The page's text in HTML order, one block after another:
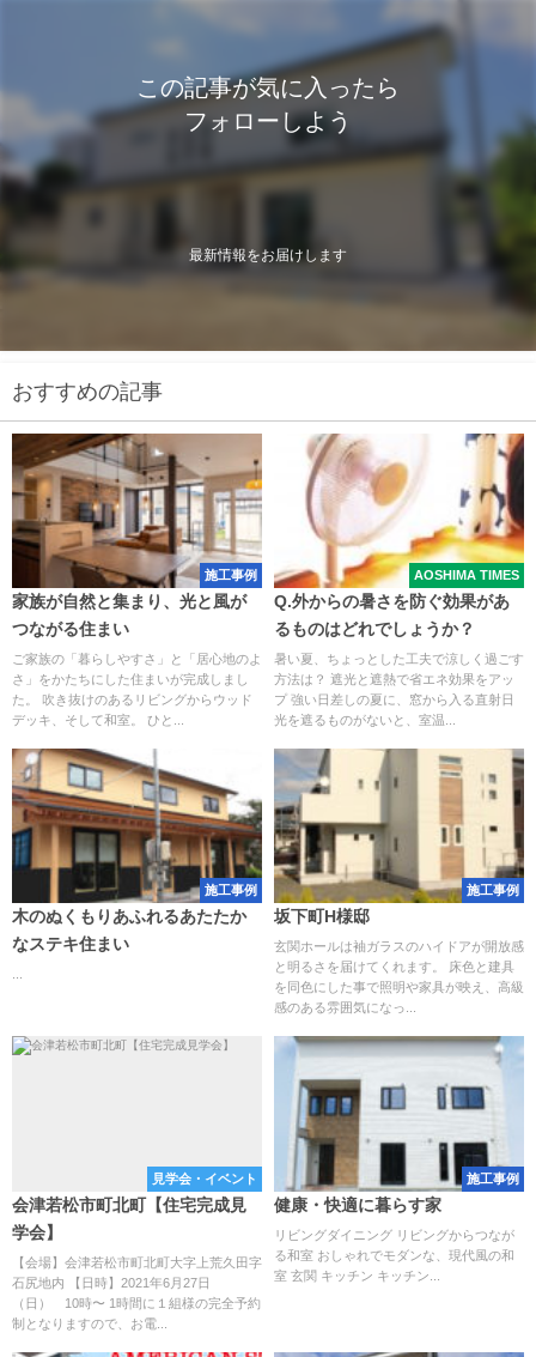
この記事が気に入ったら
フォローしよう
最新情報をお届けします
おすすめの記事
施工事例
家族が自然と集まり、光と風が
つながる住まい
ご家族の「暮らしやすさ」と「居心地のよ
さ」をかたちにした住まいが完成しまし
た。 吹き抜けのあるリビングからウッド
デッキ、そして和室。 ひと...
AOSHIMA TIMES
Q.外からの暑さを防ぐ効果があ
るものはどれでしょうか？
暑い夏、ちょっとした工夫で涼しく過ごす
方法は？ 遮光と遮熱で省エネ効果をアッ
プ 強い日差しの夏に、窓から入る直射日
光を遮るものがないと、室温...
施工事例
木のぬくもりあふれるあたたか
なステキ住まい
...
施工事例
坂下町H様邸
玄関ホールは袖ガラスのハイドアが開放感
と明るさを届けてくれます。 床色と建具
を同色にした事で照明や家具が映え、高級
感のある雰囲気になっ...
見学会・イベント
会津若松市町北町【住宅完成見
学会】
【会場】会津若松市町北町大字上荒久田字
石尻地内 【日時】2021年6月27日
（日） 10時〜 1時間に１組様の完全予約
制となりますので、お電...
施工事例
健康・快適に暮らす家
リビングダイニング リビングからつなが
る和室 おしゃれでモダンな、現代風の和
室 玄関 キッチン キッチン...